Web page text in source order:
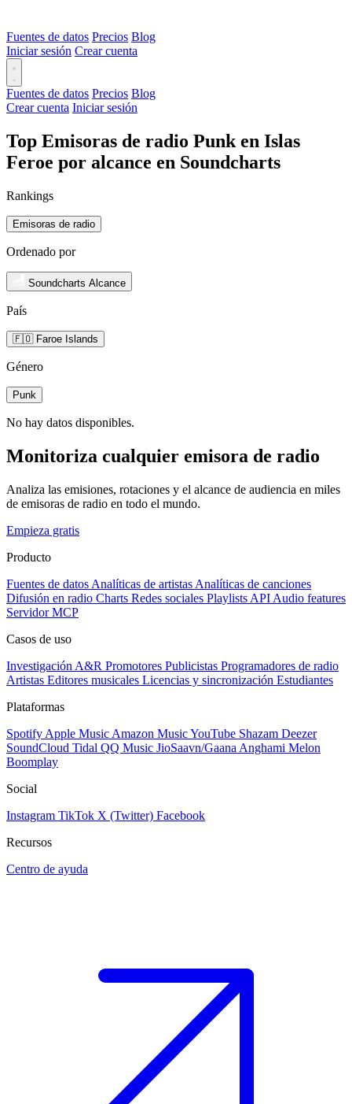
Fuentes de datos Precios Blog
Iniciar sesión Crear cuenta
Fuentes de datos Precios Blog
Crear cuenta Iniciar sesión
Top Emisoras de radio Punk en Islas
Feroe por alcance en Soundcharts
Rankings
Emisoras de radio
Ordenado por
Soundcharts Alcance
País
🇫🇴 Faroe Islands
Género
Punk
No hay datos disponibles.
Monitoriza cualquier emisora de radio
Analiza las emisiones, rotaciones y el alcance de audiencia en miles
de emisoras de radio en todo el mundo.
Empieza gratis
Producto
Fuentes de datos Analíticas de artistas Analíticas de canciones
Difusión en radio Charts Redes sociales Playlists API Audio features
Servidor MCP
Casos de uso
Investigación A&R Promotores Publicistas Programadores de radio
Artistas Editores musicales Licencias y sincronización Estudiantes
Plataformas
Spotify Apple Music Amazon MusicYouTube Shazam Deezer
SoundCloud Tidal QQ Music JioSaavn/Gaana Anghami Melon
Boomplay
Social
Instagram TikTok X (Twitter) Facebook
Recursos
Centro de ayuda